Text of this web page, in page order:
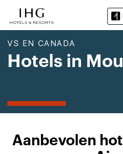
VS EN CANADA
Hotels in
Aanbevolen